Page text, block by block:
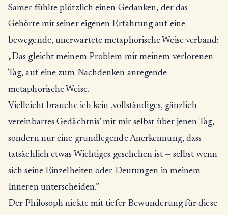
Samer fühlte plötzlich einen Gedanken, der das
Gehörte mit seiner eigenen Erfahrung auf eine
bewegende, unerwartete metaphorische Weise verband:
„Das gleicht meinem Problem mit meinem verlorenen
Tag, auf eine zum Nachdenken anregende
metaphorische Weise.
Vielleicht brauche ich kein ‚vollständiges, gänzlich
vereinbartes Gedächtnis’ mit mir selbst über jenen Tag,
sondern nur eine grundlegende Anerkennung, dass
tatsächlich etwas Wichtiges geschehen ist — selbst wenn
sich seine Einzelheiten oder Deutungen in meinem
Inneren unterscheiden.”
Der Philosoph nickte mit tiefer Bewunderung für diese